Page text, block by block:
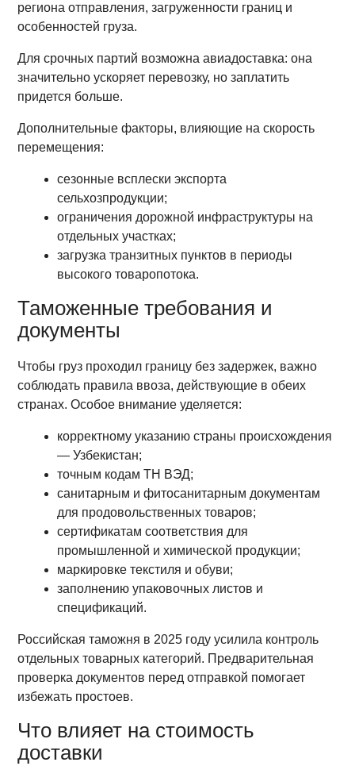
региона отправления, загруженности границ и
особенностей груза.
Для срочных партий возможна авиадоставка: она
значительно ускоряет перевозку, но заплатить
придется больше.
Дополнительные факторы, влияющие на скорость
перемещения:
сезонные всплески экспорта
сельхозпродукции;
ограничения дорожной инфраструктуры на
отдельных участках;
загрузка транзитных пунктов в периоды
высокого товаропотока.
Таможенные требования и
документы
Чтобы груз проходил границу без задержек, важно
соблюдать правила ввоза, действующие в обеих
странах. Особое внимание уделяется:
корректному указанию страны происхождения
— Узбекистан;
точным кодам ТН ВЭД;
санитарным и фитосанитарным документам
для продовольственных товаров;
сертификатам соответствия для
промышленной и химической продукции;
маркировке текстиля и обуви;
заполнению упаковочных листов и
спецификаций.
Российская таможня в 2025 году усилила контроль
отдельных товарных категорий. Предварительная
проверка документов перед отправкой помогает
избежать простоев.
Что влияет на стоимость
доставки